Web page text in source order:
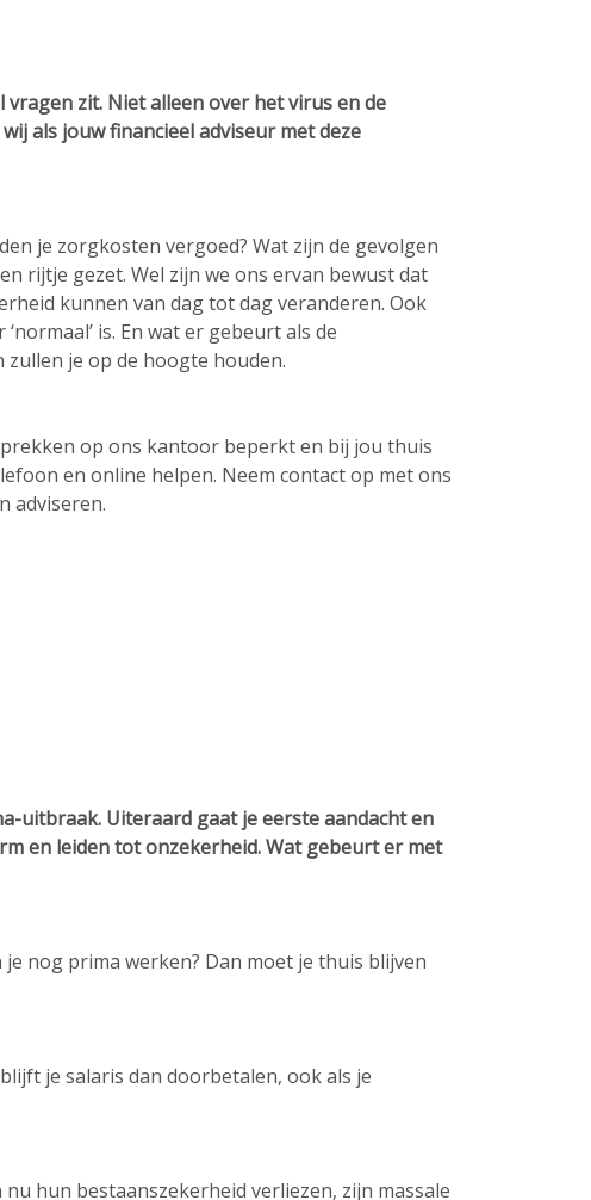
zit. Niet alleen over het virus en de
als jouw financieel adviseur met deze
je zorgkosten vergoed? Wat zijn de gevolgen
rijtje gezet. Wel zijn we ons ervan bewust dat
kunnen van dag tot dag veranderen. Ook
is. En wat er gebeurt als de
je op de hoogte houden.
op ons kantoor beperkt en bij jou thuis
en online helpen. Neem contact op met ons
adviseren.
uitbraak. Uiteraard gaat je eerste aandacht en
en leiden tot onzekerheid. Wat gebeurt er met
nog prima werken? Dan moet je thuis blijven
je salaris dan doorbetalen, ook als je
hun bestaanszekerheid verliezen, zijn massale